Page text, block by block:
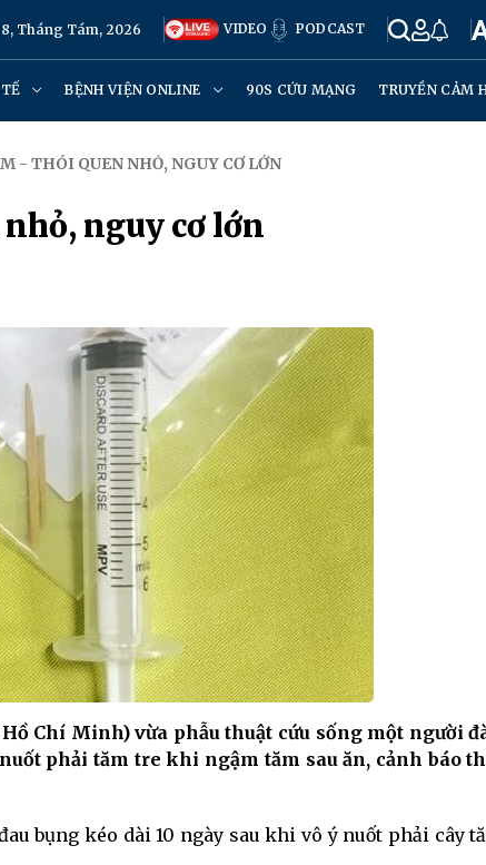
Tháng Tám, 2026 VIDEO PODCAST
BỆNH VIỆN ONLINE 90S CỨU MẠNG TRUYỀN CẢM
- THÓI QUEN NHỎ, NGUY CƠ LỚN
nguy cơ lớn
Chí Minh) vừa phẫu thuật cứu sống một người
phải tăm tre khi ngậm tăm sau ăn, cảnh báo
bụng kéo dài 10 ngày sau khi vô ý nuốt phải cây